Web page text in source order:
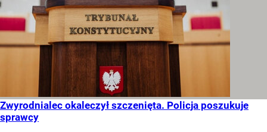
Zwyrodnialec okaleczył szczenięta. Policja poszukuje
sprawcy